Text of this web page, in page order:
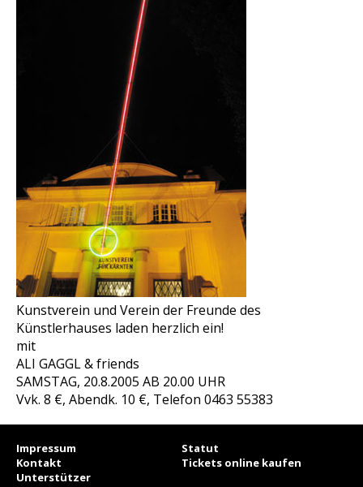
Kunstverein und Verein der Freunde des
Künstlerhauses laden herzlich ein!
mit
ALI GAGGL & friends
SAMSTAG, 20.8.2005 AB 20.00 UHR
Vvk. 8 €, Abendk. 10 €, Telefon 0463 55383
Impressum
Statut
Kontakt
Tickets online kaufen
Unterstützer